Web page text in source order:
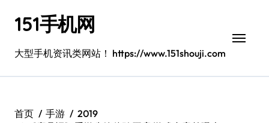
151手机网
大型手机资讯类网站！ https://www.151shouji.com
首页 手游
2019